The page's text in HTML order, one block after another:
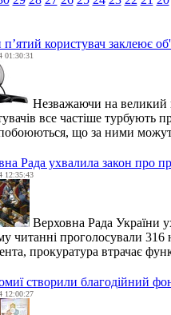
користувач заклеює
01:30:31
Незважаючи на великий
все частіше турбують
що за ними
Рада ухвалила закон про
12:35:43
Верховна Рада України
читанні проголосували 316
прокуратура втрачає
створили благодійний
12:00:27